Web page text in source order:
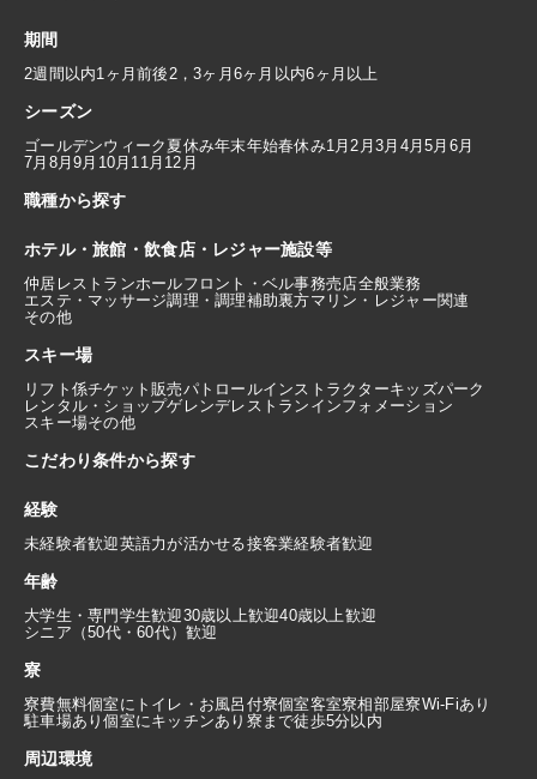
期間
2週間以内1ヶ月前後 2，3ヶ月 6ヶ月以内6ヶ月以上
シーズン
ゴールデンウィーク 夏休み年末年始春休み1月 2月3月 4月5月 6月
7月 8月9月 10月 11月 12月
職種から探す
ホテル・旅館・飲食店・レジャー施設等
仲居 レストランホールフロント・ベル事務売店全般業務
エステ・マッサージ調理・調理補助裏方マリン・レジャー関連
その他
スキー場
リフト係チケット販売パトロールインストラクターキッズパーク
レンタル・ショップゲレンデレストラン インフォメーション
スキー場その他
こだわり条件から探す
経験
未経験者歓迎英語力が活かせる接客業経験者歓迎
年齢
大学生・専門学生歓迎30歳以上歓迎40歳以上歓迎
シニア（50代・60代）歓迎
寮
寮費無料個室にトイレ・お風呂付寮個室客室寮相部屋寮Wi-Fiあり
駐車場あり個室にキッチンあり 寮まで徒歩5分以内
周辺環境